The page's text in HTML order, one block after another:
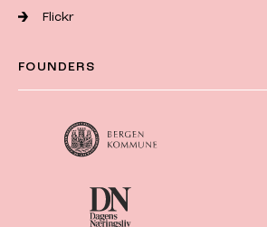
Flickr
FOUNDERS